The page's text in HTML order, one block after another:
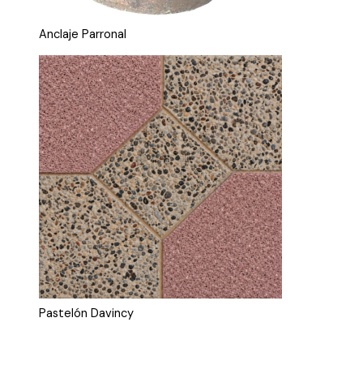
Anclaje Parronal
Pastelón Davincy